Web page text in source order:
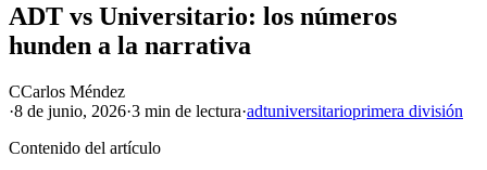
ADT vs Universitario: los números
hunden a la narrativa
CCarlos Méndez
·8 de junio, 2026·3 min de lectura·adtuniversitarioprimera división
Contenido del artículo